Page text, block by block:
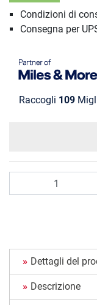
Condizioni di
Consegna per
Raccogli 109
Dettagli del
Descrizione